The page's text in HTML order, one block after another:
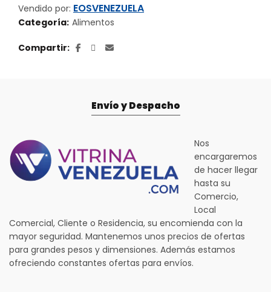
Vendido por: EOSVENEZUELA
Categoría: Alimentos
Compartir
Envío y Despacho
Nos
encargaremos
de hacer llegar
hasta su
Comercio,
Local
Comercial, Cliente o Residencia, su encomienda con la
mayor seguridad. Mantenemos unos precios de ofertas
para grandes pesos y dimensiones. Además estamos
ofreciendo constantes ofertas para envíos.